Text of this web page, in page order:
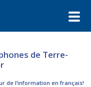
de Terre-
de l‘information en français!